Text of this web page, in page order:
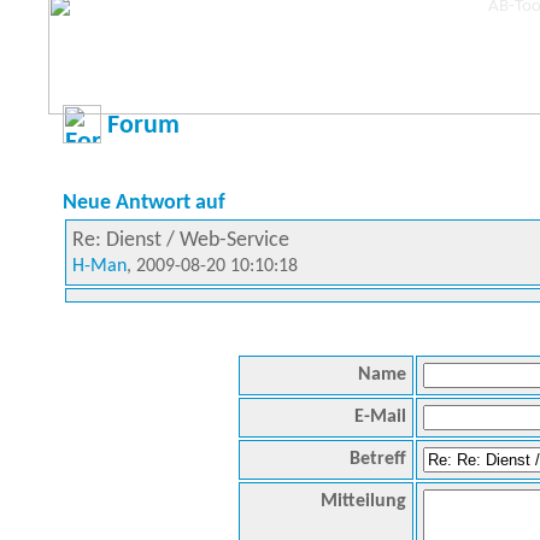
Forum
Neue Antwort auf
Re: Dienst / Web-Service
H-Man, 2009-08-20 10:10:18
Name
E-Mail
Betreff
Mitteilung